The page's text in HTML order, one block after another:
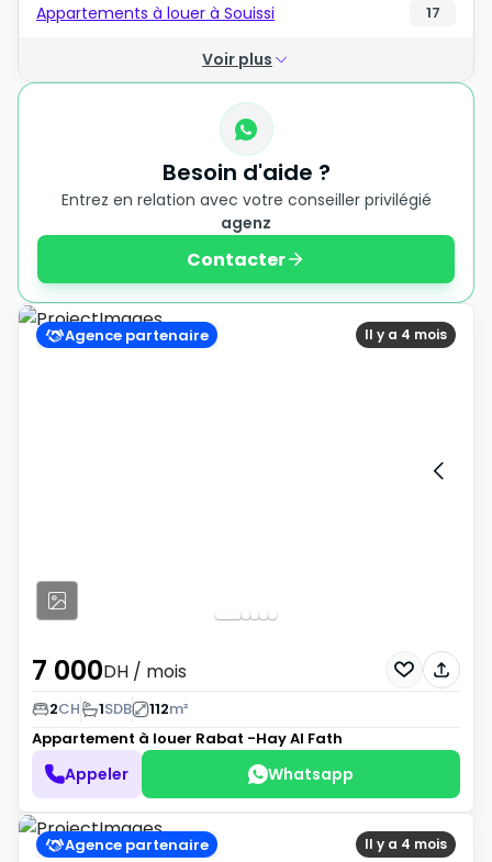
Appartements à louer à Souissi 17
Voir plus
Besoin d'aide ?
Entrez en relation avec votre conseiller privilégié
agenz
Contacter
Il y a 4 mois
Agence partenaire
7 000DH / mois
2CH 1SDB 112m²
Appartement à louer Rabat -Hay Al Fath
Appeler Whatsapp
Il y a 4 mois
Agence partenaire